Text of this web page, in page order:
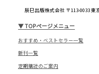
辰巳出版株式会社 〒113-0033
▼TOPページメニュー
おすすめ・ベストセラー一覧
新刊一覧
定期購読のご案内